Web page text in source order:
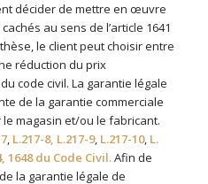
décider de mettre en œuvre
au sens de l’article 1641
le client peut choisir entre
réduction du prix
code civil. La garantie légale
de la garantie commerciale
magasin et/ou le fabricant.
, L.217-8, L.217-9, L.217-10, L.
1648 du Code Civil.Afin de
la garantie légale de